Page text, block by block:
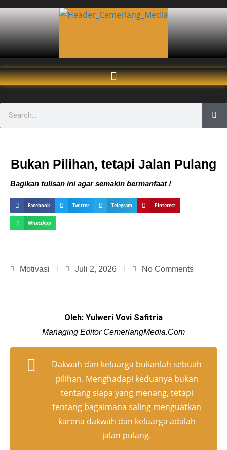
Bukan Pilihan, tetapi Jalan Pulang
Bagikan tulisan ini agar semakin bermanfaat !
Facebook Twitter Telegram Pinterest
WhatsApp
Motivasi Juli 2, 2026 No Comments
Oleh: Yulweri Vovi Safitria
Managing Editor CemerlangMedia.Com
Dakwah dan keluarga bukanlah sebuah
pilihan. Menghadapi keduanya bukan
tentang siapa yang menang, tetapi
tentang bagaimana saling menguatkan
karena dakwah dan keluarga adalah
jalan pulang.